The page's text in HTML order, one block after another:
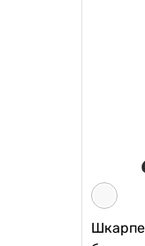
no fly